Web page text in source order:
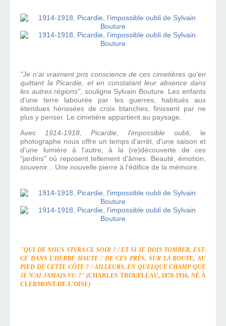
"Je n'ai vraiment pris conscience de ces cimetières qu'en
quittant la Picardie, et en constatant leur absence dans
les autres régions", souligne Sylvain Bouture. Les enfants
d'une terre labourée par les guerres, habitués aux
étendues hérissées de croix blanches, finissent par ne
plus y penser. Le cimetière appartient au paysage.
Avec1914-1918, Picardie, l'impossible oubli, le
photographe nous offre un temps d'arrêt, d'une saison et
d'une lumière à l'autre, à la (re)découverte de ces
"jardins" où reposent tellement d'âmes. Beauté, émotion,
souvenir... Une nouvelle pierre à l'édifice de la mémoire.
"QUI DE NOUS VIVRA CE SOIR ? / ET SI JE DOIS TOMBER, EST-
CE DANS L'HERBE HAUTE / DE CES PRÉS, SUR LA ROUTE, AU
PIED DE CETTE CÔTE ? / AILLEURS, EN QUELQUE CHAMP QUE
JE N'AI JAMAIS VU ?" (CHARLES TROUFLEAU, 1878-1916, NÉ À
CLERMONT-DE-L'OISE)